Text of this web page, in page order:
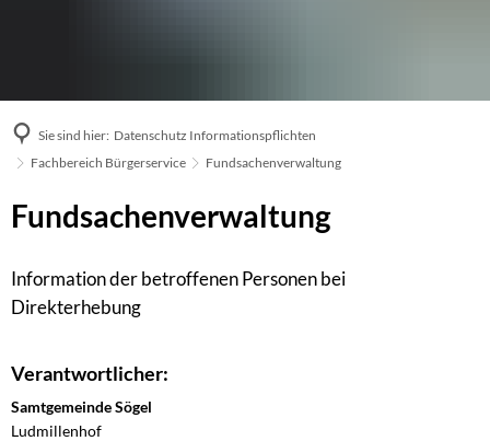
Sie sind hier: Datenschutz Informationspflichten
Fachbereich Bürgerservice
Fundsachenverwaltung
Fundsachenverwaltung
Information der betroffenen Personen bei
Direkterhebung
Verantwortlicher:
Samtgemeinde Sögel
Ludmillenhof